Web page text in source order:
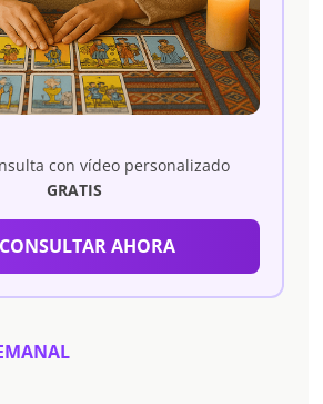
con vídeo personalizado
GRATIS
CONSULTAR AHORA